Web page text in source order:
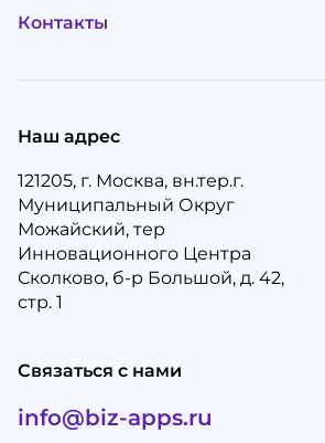
Контакты
Наш адрес
121205, г. Москва, вн.тер.г.
Муниципальный Округ
Можайский, тер
Инновационного Центра
Сколково, б-р Большой, д. 42,
стр. 1
Связаться с нами
info@biz-apps.ru